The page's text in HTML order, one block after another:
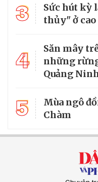
3
Sức hút kỳ
thủy" ở
4
Săn mây
những
Quảng
5
Mùa ngô
Chàm